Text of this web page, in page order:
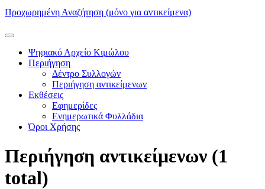
Προχωρημένη Αναζήτηση (μόνο για αντικείμενα)
Ψηφιακό Αρχείο Κιμώλου
Περιήγηση
Δέντρο Συλλογών
Περιήγηση αντικείμενων
Εκθέσεις
Εφημερίδες
Ενημερωτικά Φυλλάδια
Όροι Χρήσης
Περιήγηση αντικείμενων (1
total)